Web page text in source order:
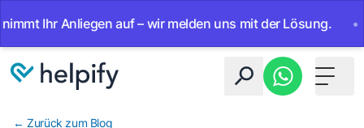
Ihr Anliegen auf – wir melden uns mit der Lösung. •
Toggle
← Zurück zum Blog